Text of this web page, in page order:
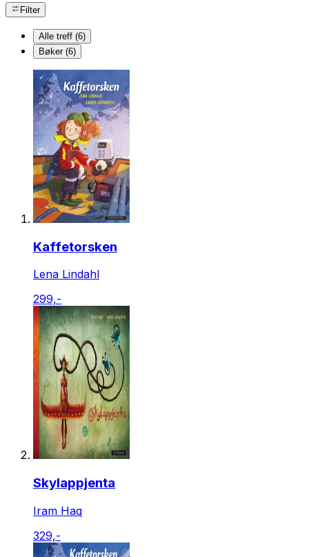
Filter
Alle treff (6)
Bøker (6)
Kaffetorsken
Lena Lindahl
299,-
Skylappjenta
Iram Haq
329,-